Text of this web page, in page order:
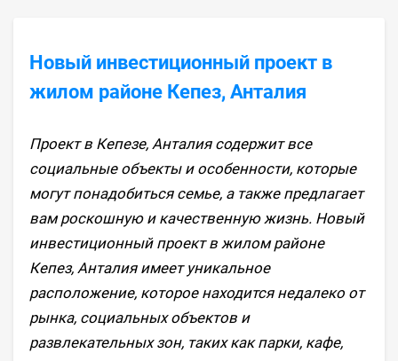
Новый инвестиционный проект в
жилом районе Кепез, Анталия
Проект в Кепезе, Анталия содержит все
социальные объекты и особенности, которые
могут понадобиться семье, а также предлагает
вам роскошную и качественную жизнь. Новый
инвестиционный проект в жилом районе
Кепез, Анталия имеет уникальное
расположение, которое находится недалеко от
рынка, социальных объектов и
развлекательных зон, таких как парки, кафе,